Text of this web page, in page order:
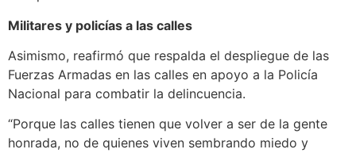
Militares y policías a las calles
Asimismo, reafirmó que respalda el despliegue de las
Fuerzas Armadas en las calles en apoyo a la Policía
Nacional para combatir la delincuencia.
“Porque las calles tienen que volver a ser de la gente
honrada, no de quienes viven sembrando miedo y